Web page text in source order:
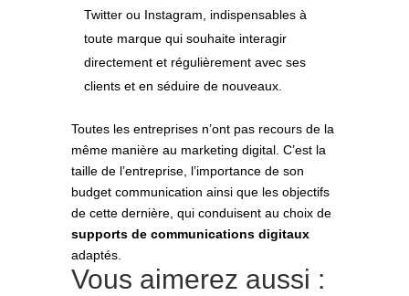
Twitter ou Instagram, indispensables à
toute marque qui souhaite interagir
directement et régulièrement avec ses
clients et en séduire de nouveaux.
Toutes les entreprises n’ont pas recours de la
même manière au marketing digital. C’est la
taille de l’entreprise, l’importance de son
budget communication ainsi que les objectifs
de cette dernière, qui conduisent au choix de
supports de communications digitaux
adaptés.
Vous aimerez aussi :